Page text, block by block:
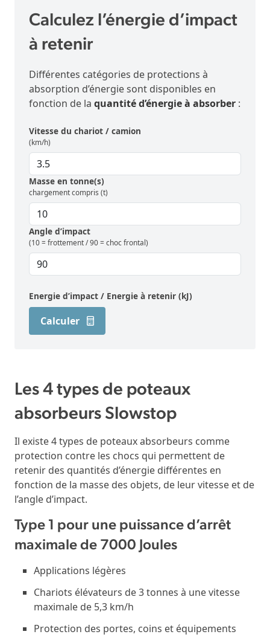
Calculez l’énergie d’impact
à retenir
Différentes catégories de protections à
absorption d’énergie sont disponibles en
fonction de la quantité d’énergie à absorber :
Vitesse du chariot / camion
(km/h)
Masse en tonne(s)
chargement compris (t)
Angle d’impact
(10 = frottement / 90 = choc frontal)
Energie d’impact / Energie à retenir (kJ)
Calculer
Les 4 types de poteaux
absorbeurs Slowstop
Il existe 4 types de poteaux absorbeurs comme
protection contre les chocs qui permettent de
retenir des quantités d’énergie différentes en
fonction de la masse des objets, de leur vitesse et de
l’angle d’impact.
Type 1 pour une puissance d’arrêt
maximale de 7000 Joules
Applications légères
Chariots élévateurs de 3 tonnes à une vitesse
maximale de 5,3 km/h
Protection des portes, coins et équipements